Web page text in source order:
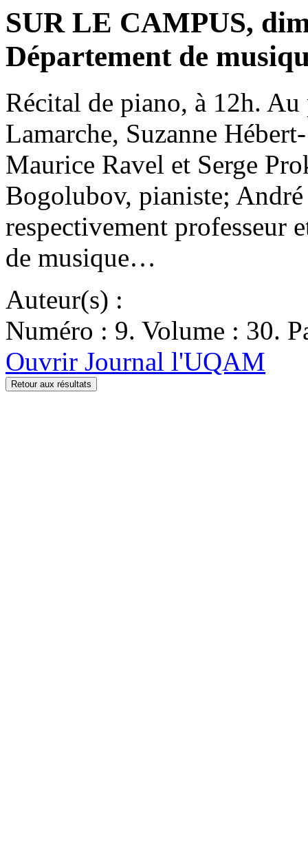
SUR LE CAMPUS,
Département de
Récital de piano, à 12h.
Lamarche, Suzanne
Maurice Ravel et Serge
Bogolubov, pianiste;
respectivement professeur
de musique…
Auteur(s) :
Numéro : 9. Volume : 30.
Ouvrir Journal l'UQAM
Retour aux résultats